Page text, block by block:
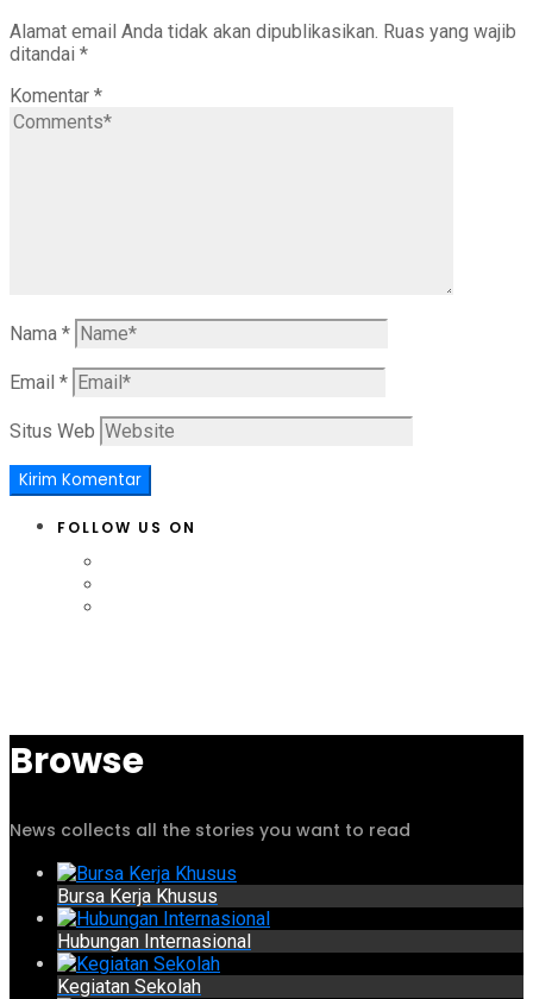
Alamat email Anda tidak akan dipublikasikan. Ruas yang wajib
ditandai *
Komentar *
Nama *
Email *
Situs Web
FOLLOW US ON
Browse
News collects all the stories you want to read
Bursa Kerja Khusus
Hubungan Internasional
Kegiatan Sekolah